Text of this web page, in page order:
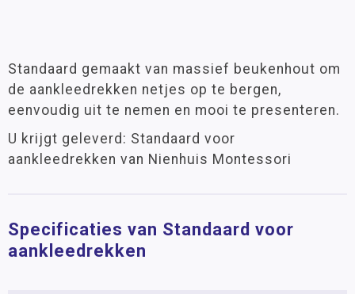
Standaard gemaakt van massief beukenhout om
de aankleedrekken netjes op te bergen,
eenvoudig uit te nemen en mooi te presenteren.
U krijgt geleverd: Standaard voor
aankleedrekken van Nienhuis Montessori
Specificaties van Standaard voor
aankleedrekken